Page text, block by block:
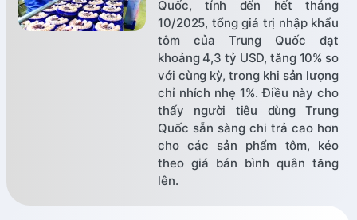
Quốc, tính đến hết tháng
10/2025, tổng giá trị nhập khẩu
tôm của Trung Quốc đạt
khoảng 4,3 tỷ USD, tăng 10% so
với cùng kỳ, trong khi sản lượng
chỉ nhích nhẹ 1%. Điều này cho
thấy người tiêu dùng Trung
Quốc sẵn sàng chi trả cao hơn
cho các sản phẩm tôm, kéo
theo giá bán bình quân tăng
lên.